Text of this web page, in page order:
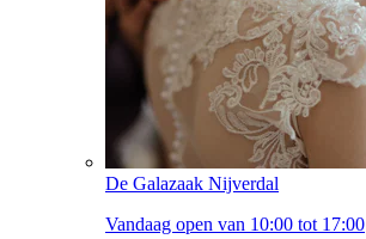
De Galazaak Nijverdal
Vandaag open van 10:00 tot 17:00